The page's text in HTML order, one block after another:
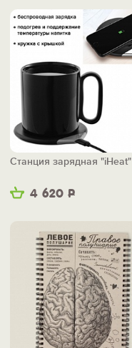
4 620 Р
Станция зарядная "iHeat"